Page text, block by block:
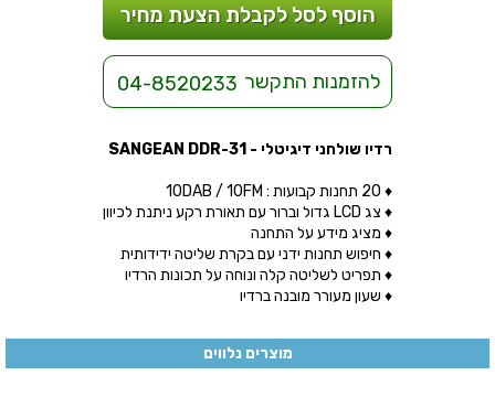
הוסף לסל לקבלת הצעת מחיר
להזמנות התקשר 04-8520233
רדיו שולחני דיגיטלי - SANGEAN DDR-31
♦ 20 תחנות קבועות : 10DAB / 10FM
♦ צג LCD גדול וברור עם תאורת רקע ניתנת לכיוון
♦ מציג מידע על התחנה
♦ חיפוש תחנות ידני עם בקרת שליטה ידידותית
♦ תפריט לשליטה קלה ונוחה על תכונות הרדיו
♦ שעון מעורר מובנה ברדיו
מוצרים נלווים